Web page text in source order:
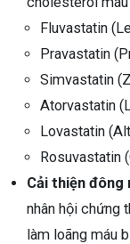
Fluvastatin
Pravastatin
Simvastatin
Atorvastatin
Lovastatin
Rosuvastatin
Cải thiện đông
nhân hội chứng
làm loãng máu